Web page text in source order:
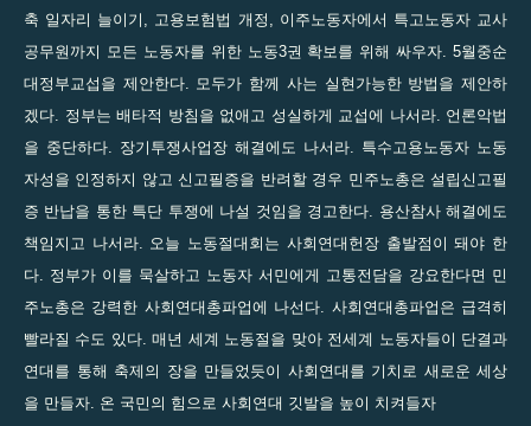
축 일자리 늘이기, 고용보험법 개정, 이주노동자에서 특고노동자 교사
공무원까지 모든 노동자를 위한 노동3권 확보를 위해 싸우자. 5월중순
대정부교섭을 제안한다. 모두가 함께 사는 실현가능한 방법을 제안하
겠다. 정부는 배타적 방침을 없애고 성실하게 교섭에 나서라. 언론악법
을 중단하다. 장기투쟁사업장 해결에도 나서라. 특수고용노동자 노동
자성을 인정하지 않고 신고필증을 반려할 경우 민주노총은 설립신고필
증 반납을 통한 특단 투쟁에 나설 것임을 경고한다. 용산참사 해결에도
책임지고 나서라. 오늘 노동절대회는 사회연대헌장 출발점이 돼야 한
다. 정부가 이를 묵살하고 노동자 서민에게 고통전담을 강요한다면 민
주노총은 강력한 사회연대총파업에 나선다. 사회연대총파업은 급격히
빨라질 수도 있다. 매년 세계 노동절을 맞아 전세계 노동자들이 단결과
연대를 통해 축제의 장을 만들었듯이 사회연대를 기치로 새로운 세상
을 만들자. 온 국민의 힘으로 사회연대 깃발을 높이 치켜들자